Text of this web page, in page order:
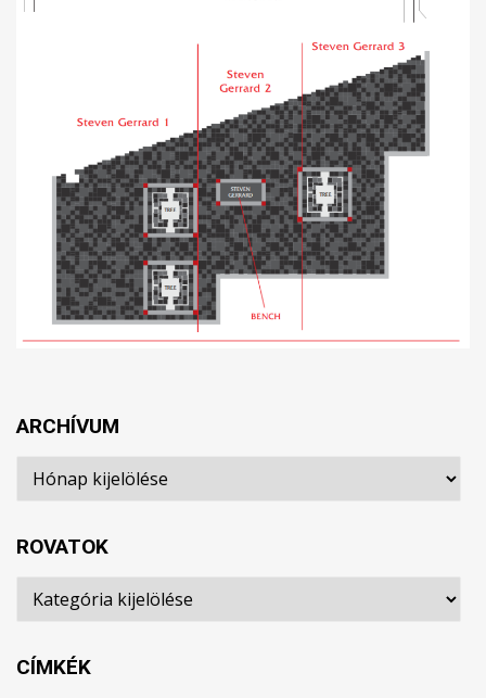
ARCHÍVUM
Archívum
ROVATOK
Rovatok
CÍMKÉK